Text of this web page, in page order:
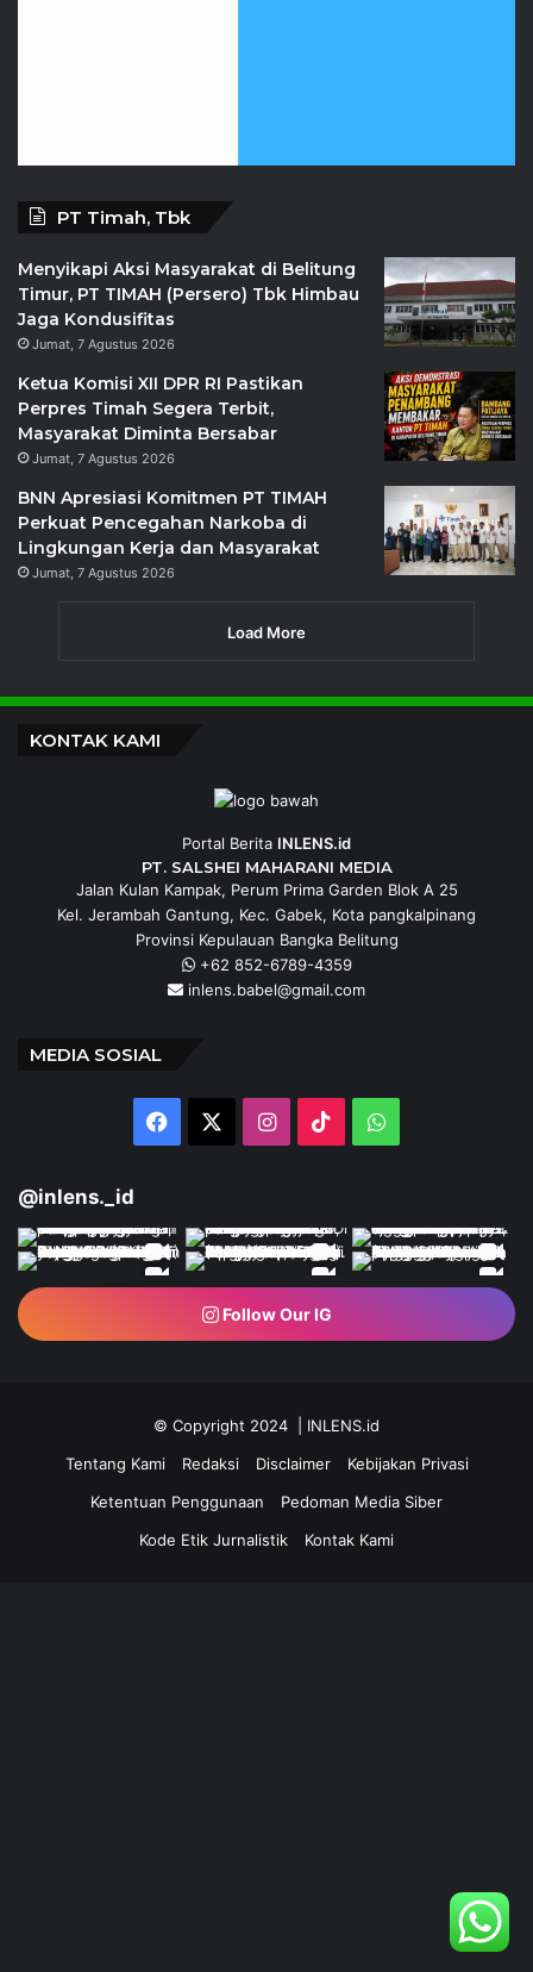
PT Timah, Tbk
Menyikapi Aksi Masyarakat di Belitung
Timur, PT TIMAH (Persero) Tbk Himbau
Jaga Kondusifitas
Jumat, 7 Agustus 2026
Ketua Komisi XII DPR RI Pastikan
Perpres Timah Segera Terbit,
Masyarakat Diminta Bersabar
Jumat, 7 Agustus 2026
BNN Apresiasi Komitmen PT TIMAH
Perkuat Pencegahan Narkoba di
Lingkungan Kerja dan Masyarakat
Jumat, 7 Agustus 2026
Load More
KONTAK KAMI
Portal Berita INLENS.id
PT. SALSHEI MAHARANI MEDIA
Jalan Kulan Kampak, Perum Prima Garden Blok A 25
Kel. Jerambah Gantung, Kec. Gabek, Kota pangkalpinang
Provinsi Kepulauan Bangka Belitung
+62 852-6789-4359
inlens.babel@gmail.com
MEDIA SOSIAL
Facebook Instagram
TikTokWhatsApp
@inlens._id
Follow Our IG
© Copyright 2024 | INLENS.id
Tentang Kami
Redaksi Disclaimer
Kebijakan Privasi
Ketentuan Penggunaan
Pedoman Media Siber
Kode Etik Jurnalistik
Kontak Kami